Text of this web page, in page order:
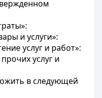
и услуги»:
услуг и работ»:
услуг и
в следующей